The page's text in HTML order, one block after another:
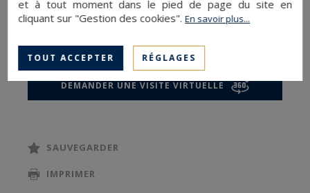
Ste Croix. Paris Ouest Sotheby's Int Realty vous
propose ce bien à la vente.
DEMANDER UNE VISITE VIRTUELLE
SAUVEGARDER
IMPRIMER
et à tout moment dans le pied de page du site en
cliquant sur "Gestion des cookies".En savoir plus...
TOUT ACCEPTER RÉGLAGES